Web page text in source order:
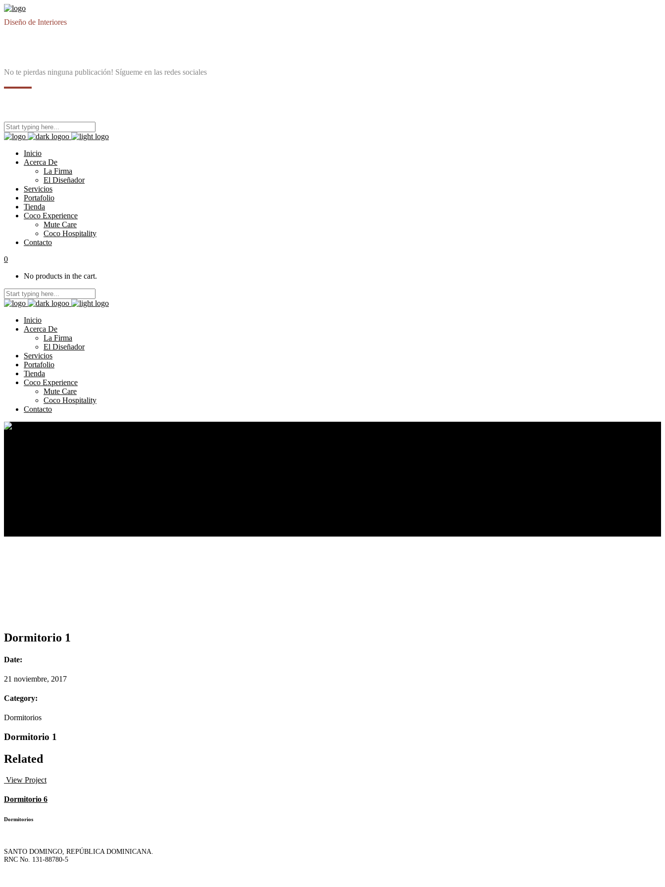
Diseño de Interiores
No te pierdas ninguna publicación! Sígueme en las redes sociales
Inicio
Acerca De
La Firma
El Diseñador
Servicios
Portafolio
Tienda
Coco Experience
Mute Care
Coco Hospitality
Contacto
0
No products in the cart.
Inicio
Acerca De
La Firma
El Diseñador
Servicios
Portafolio
Tienda
Coco Experience
Mute Care
Coco Hospitality
Contacto
Dormitorio 1
Date:
21 noviembre, 2017
Category:
Dormitorios
Dormitorio 1
Related
View Project
Dormitorio 6
Dormitorios
SANTO DOMINGO, REPÚBLICA DOMINICANA.
RNC No. 131-88780-5